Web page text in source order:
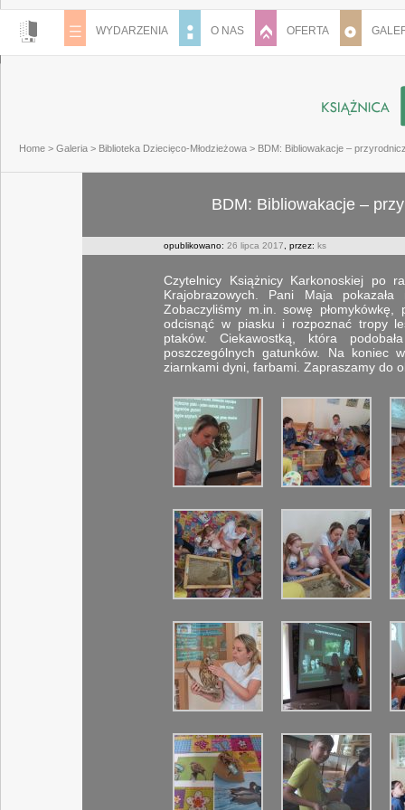
WYDARZENIA O NAS OFERTA
Home > Galeria > Biblioteka Dziecięco-Młodzieżowa > BDM: Bibliowakacje –
BDM: Bibliowakacje –
opublikowano: 26 lipca 2017 , przez: ks
Czytelnicy Książnicy Karkonoskiej po
Krajobrazowych. Pani Maja
Zobaczyliśmy m.in. sowę
odcisnąć w piasku i rozpoznać tropy
ptaków. Ciekawostką, która
poszczególnych gatunków. Na koniec
ziarnkami dyni, farbami. Zapraszamy do